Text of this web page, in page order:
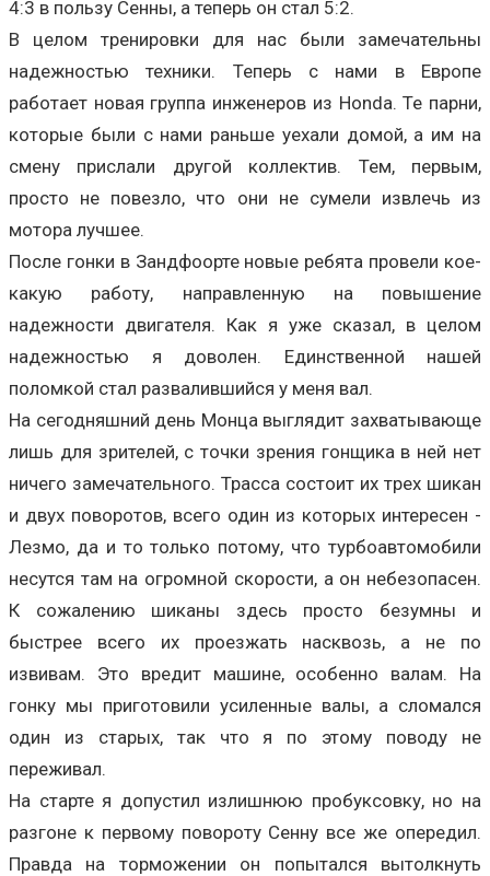
4:3 в пользу Сенны, а теперь он стал 5:2.
В целом тренировки для нас были замечательны
надежностью техники. Теперь с нами в Европе
работает новая группа инженеров из Honda. Те парни,
которые были с нами раньше уехали домой, а им на
смену прислали другой коллектив. Тем, первым,
просто не повезло, что они не сумели извлечь из
мотора лучшее.
После гонки в Зандфоорте новые ребята провели кое-
какую работу, направленную на повышение
надежности двигателя. Как я уже сказал, в целом
надежностью я доволен. Единственной нашей
поломкой стал развалившийся у меня вал.
На сегодняшний день Монца выглядит захватывающе
лишь для зрителей, с точки зрения гонщика в ней нет
ничего замечательного. Трасса состоит их трех шикан
и двух поворотов, всего один из которых интересен -
Лезмо, да и то только потому, что турбоавтомобили
несутся там на огромной скорости, а он небезопасен.
К сожалению шиканы здесь просто безумны и
быстрее всего их проезжать насквозь, а не по
извивам. Это вредит машине, особенно валам. На
гонку мы приготовили усиленные валы, а сломался
один из старых, так что я по этому поводу не
переживал.
На старте я допустил излишнюю пробуксовку, но на
разгоне к первому повороту Сенну все же опередил.
Правда на торможении он попытался вытолкнуть